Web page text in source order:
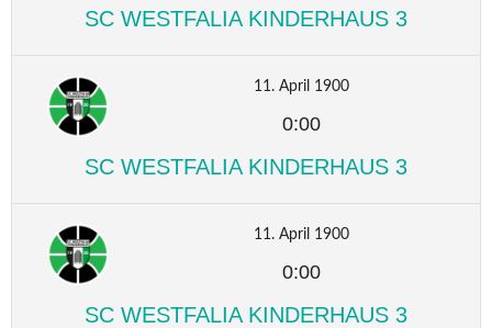
SC WESTFALIA KINDERHAUS 3
11. April 1900
0:00
SC WESTFALIA KINDERHAUS 3
11. April 1900
0:00
SC WESTFALIA KINDERHAUS 3